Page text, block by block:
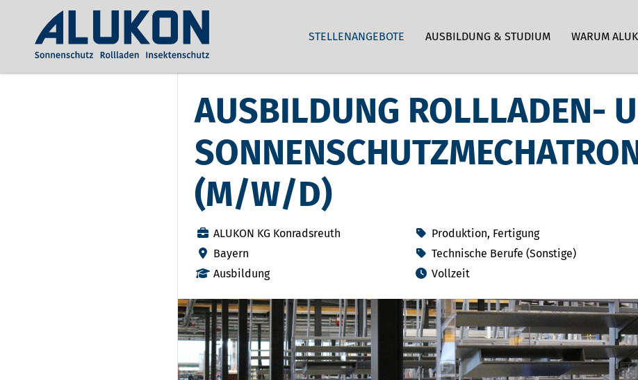
STELLENANGEBOTE AUSBILDUNG & STUDIUM WARUM
AUSBILDUNG ROLLLADEN-
(M/W/D)
ALUKON KG Konradsreuth
Bayern
Ausbildung
Produktion, Fertigung
Technische Berufe (Sonstige)
Vollzeit